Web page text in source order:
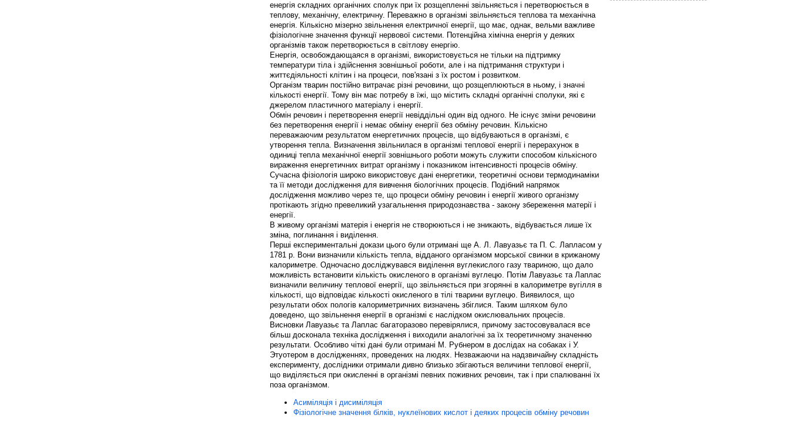
енергія складних органічних сполук при їх розщепленні звільняється і перетворюється в
теплову, механічну, електричну. Переважно в організмі звільняється теплова та механічна
енергія. Кількісно мізерно звільнення електричної енергії, що має, однак, вельми важливе
фізіологічне значення функції нервової системи. Потенційна хімічна енергія у деяких
організмів також перетворюється в світлову енергію.
Енергія, освобождающаяся в організмі, використовується не тільки на підтримку
температури тіла і здійснення зовнішньої роботи, але і на підтримання структури і
життєдіяльності клітин і на процеси, пов'язані з їх ростом і розвитком.
Організм тварин постійно витрачає різні речовини, що розщеплюються в ньому, і значні
кількості енергії. Тому він має потребу в їжі, що містить складні органічні сполуки, які є
джерелом пластичного матеріалу і енергії.
Обмін речовин і перетворення енергії невіддільні один від одного. Не існує зміни речовини
без перетворення енергії і немає обміну енергії без обміну речовин. Кількісно
переважаючим результатом енергетичних процесів, що відбуваються в організмі, є
утворення тепла. Визначення звільнилася в організмі теплової енергії і перерахунок в
одиниці тепла механічної енергії зовнішнього роботи можуть служити способом кількісного
вираження енергетичних витрат організму і показником інтенсивності процесів обміну.
Сучасна фізіологія широко використовує дані енергетики, теоретичні основи термодинаміки
та її методи дослідження для вивчення біологічних процесів. Подібний напрямок
дослідження можливо через те, що процеси обміну речовин і енергії живого організму
протікають згідно превеликий узагальнення природознавства - закону збереження матерії і
енергії.
В живому організмі матерія і енергія не створюються і не зникають, відбувається лише їх
зміна, поглинання і виділення.
Перші експериментальні докази цього були отримані ще A. Л. Лавуазьє та П. С. Лапласом у
1781 р. Вони визначили кількість тепла, відданого організмом морської свинки в крижаному
калориметре. Одночасно досліджувався виділення вуглекислого газу твариною, що дало
можливість встановити кількість окисленого в організмі вуглецю. Потім Лавуазьє та Лаплас
визначили величину теплової енергії, що звільняється при згорянні в калориметре вугілля в
кількості, що відповідає кількості окисленого в тілі тварини вуглецю. Виявилося, що
результати обох пологів калориметричних визначень збіглися. Таким шляхом було
доведено, що звільнення енергії в організмі є наслідком окислювальних процесів.
Висновки Лавуазьє та Лаплас багаторазово перевірялися, причому застосовувалася все
більш досконала техніка дослідження і виходили аналогічні за їх теоретичному значенню
результати. Особливо чіткі дані були отримані М. Рубнером в дослідах на собаках і У.
Этуотером в дослідженнях, проведених на людях. Незважаючи на надзвичайну складність
експерименту, дослідники отримали дивно близько збігаються величини теплової енергії,
що виділяється при окисленні в організмі певних поживних речовин, так і при спалюванні їх
поза організмом.
Асиміляція і дисиміляція
Фізіологічне значення білків, нуклеїнових кислот і деяких процесів обміну речовин